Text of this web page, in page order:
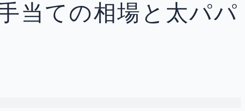
当ての相場と太パパ